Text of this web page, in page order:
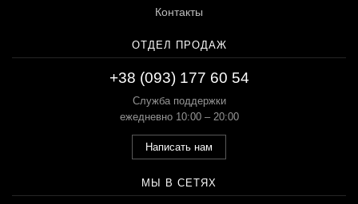
Контакты
ОТДЕЛ ПРОДАЖ
+38 (093) 177 60 54
Служба поддержки
ежедневно 10:00 – 20:00
Написать нам
МЫ В СЕТЯХ